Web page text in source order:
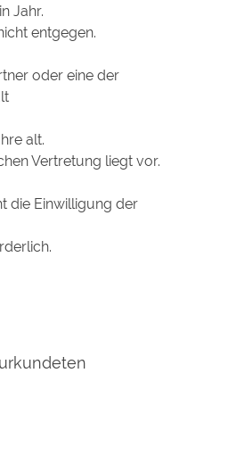
Jahr.
entgegen.
oder eine der
alt.
Vertretung liegt vor.
die Einwilligung der